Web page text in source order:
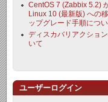
CentOS 7 (Zabbix 5.2)
Linux 10 (最新版) への
ップグレード手順につ
ディスカバリアクショ
いて
ユーザーログイン